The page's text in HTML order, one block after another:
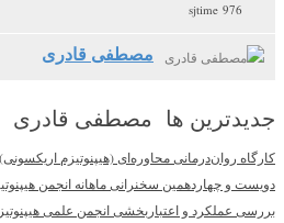
976 sjtime
مصطفی قادری
جدیدترین ها مصطفی قادری
کارگاه روان‌درمانی محاوره‌ای (هیپنوتیزم اریکسونی)
دویست و چهاردهمین سخنرانی ماهانه انجمن
بررسی عملکرد و اعتباربخشی انجمن علمی